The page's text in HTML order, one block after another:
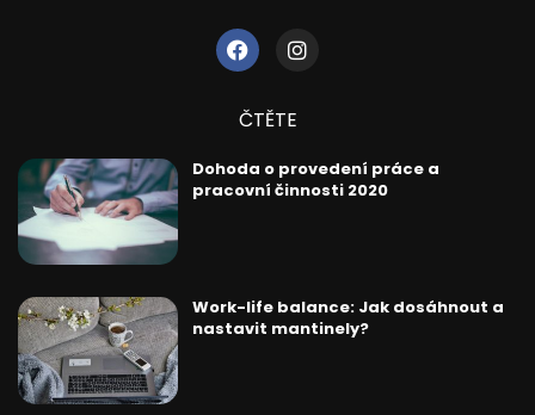
ČTĚTE
Dohoda o provedení práce a
pracovní činnosti 2020
Work-life balance: Jak dosáhnout a
nastavit mantinely?